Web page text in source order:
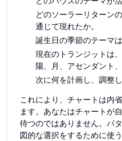
どのソーラーリターン
通じて現れたか。
誕生日の季節のテーマ
現在のトランジットは
陽、月、アセンダント
次に何を計画し、調整
これにより、チャートは内
ます。あなたはチャートが
待つのではありません。パ
図的な選択をするために使う